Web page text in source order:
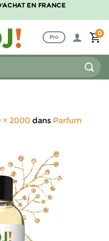
EN FRANCE
Pro
0
× 2000 dans Parfum